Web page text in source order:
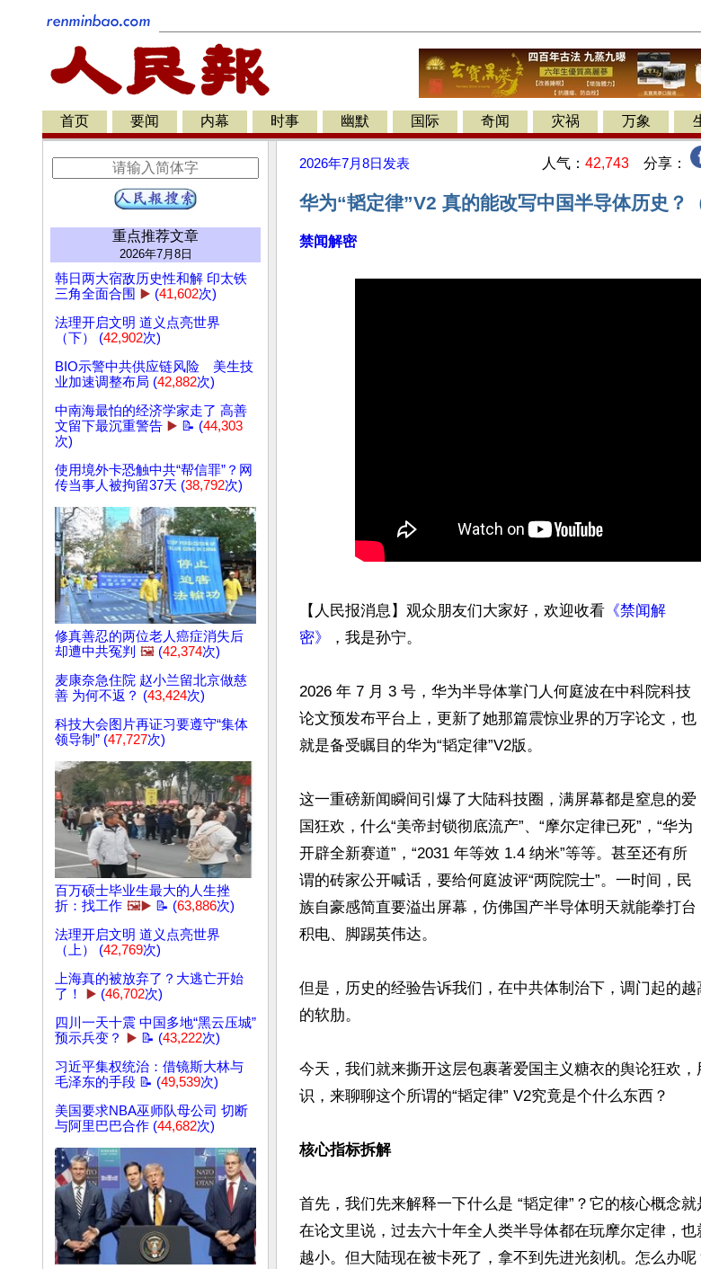
首页 要闻 内幕 时事 幽默 国际 奇闻 灾祸 万象
重点推荐文章
2026年7月8日
韩日两大宿敌历史性和解 印太铁
三角全面合围 ▶️ (41,602次)
法理开启文明 道义点亮世界
（下） (42,902次)
BIO示警中共供应链风险 美生技
业加速调整布局 (42,882次)
中南海最怕的经济学家走了 高善
文留下最沉重警告 ▶️ 📝 (44,303
次)
使用境外卡恐触中共“帮信罪”？网
传当事人被拘留37天 (38,792次)
修真善忍的两位老人癌症消失后
却遭中共冤判 🖼️ (42,374次)
麦康奈急住院 赵小兰留北京做慈
善 为何不返？ (43,424次)
科技大会图片再证习要遵守“集体
领导制” (47,727次)
百万硕士毕业生最大的人生挫
折：找工作 🖼️▶️ 📝 (63,886次)
法理开启文明 道义点亮世界
（上） (42,769次)
上海真的被放弃了？大逃亡开始
了！
▶️ (46,702次)
四川一天十震 中国多地“黑云压城”
预示兵变？
▶️ 📝 (43,222次)
习近平集权统治：借镜斯大林与
毛泽东的手段 📝 (49,539次)
美国要求NBA巫师队母公司 切断
与阿里巴巴合作 (44,682次)
2026年7月8日 发表 人气： 42,743 分享：
华为“韬定律”V2 真的能改写中国半导体历史？
禁闻解密
【人民报消息】观众朋友们大家好，欢迎收看 《禁闻解
密》
，我是孙宁。
2026 年 7 月 3 号，华为半导体掌门人何庭波在中科院科技
论文预发布平台上，更新了她那篇震惊业界的万字论文，也
就是备受瞩目的华为“韬定律”V2版。
这一重磅新闻瞬间引爆了大陆科技圈，满屏幕都是窒息的爱
国狂欢，什么“美帝封锁彻底流产”、“摩尔定律已死”，“华为
开辟全新赛道”，“2031 年等效 1.4 纳米”等等。甚至还有所
谓的砖家公开喊话，要给何庭波评“两院院士”。一时间，民
族自豪感简直要溢出屏幕，仿佛国产半导体明天就能拳打台
积电、脚踢英伟达。
但是，历史的经验告诉我们，在中共体制治下，调门起的
的软肋。
今天，我们就来撕开这层包裹著爱国主义糖衣的舆论狂欢
识，来聊聊这个所谓的“韬定律” V2究竟是个什么东西？
核心指标拆解
首先，我们先来解释一下什么是 “韬定律”？它的核心概念
在论文里说，过去六十年全人类半导体都在玩摩尔定律，也
越小。但大陆现在被卡死了，拿不到先进光刻机。怎么办